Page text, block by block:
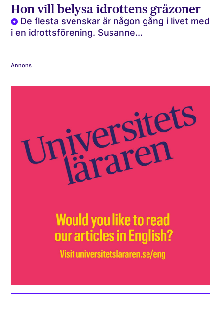
Hon vill belysa idrottens gråzoner
De flesta svenskar är någon gång i livet med
i en idrottsförening. Susanne...
Annons